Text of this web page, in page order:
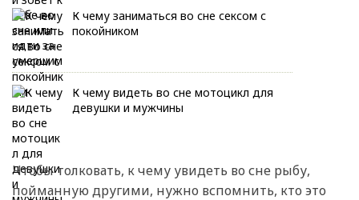
К чему заниматься во сне сексом с
покойником
К чему видеть во сне мотоцикл для
девушки и мужчины
Чтобы толковать, к чему увидеть во сне рыбу,
пойманную другими, нужно вспомнить, кто это